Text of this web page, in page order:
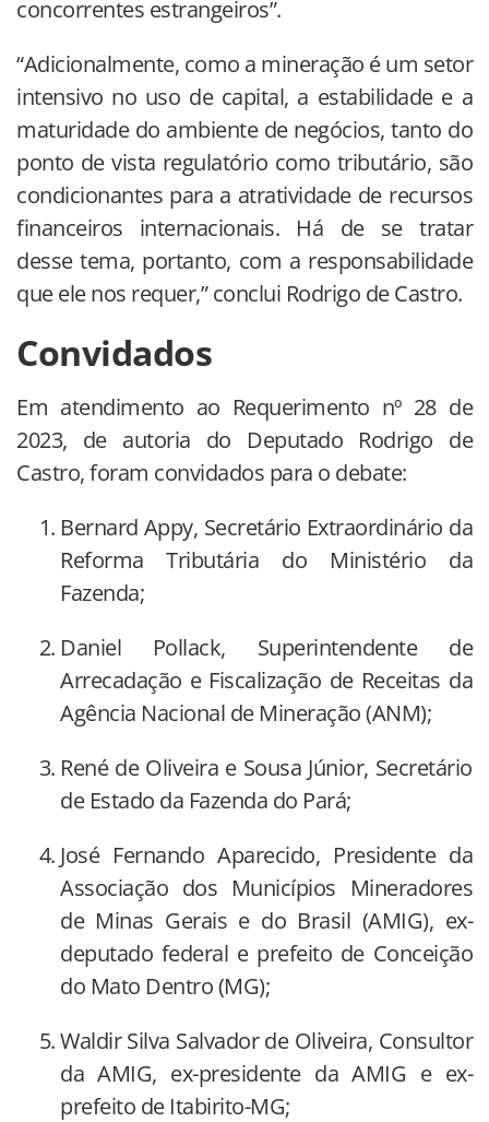
concorrentes estrangeiros”.
“Adicionalmente, como a mineração é um setor
intensivo no uso de capital, a estabilidade e a
maturidade do ambiente de negócios, tanto do
ponto de vista regulatório como tributário, são
condicionantes para a atratividade de recursos
financeiros internacionais. Há de se tratar
desse tema, portanto, com a responsabilidade
que ele nos requer,” conclui Rodrigo de Castro.
Convidados
Em atendimento ao Requerimento nº 28 de
2023, de autoria do Deputado Rodrigo de
Castro, foram convidados para o debate:
Bernard Appy, Secretário Extraordinário da
Reforma Tributária do Ministério da
Fazenda;
Daniel Pollack, Superintendente de
Arrecadação e Fiscalização de Receitas da
Agência Nacional de Mineração (ANM);
René de Oliveira e Sousa Júnior, Secretário
de Estado da Fazenda do Pará;
José Fernando Aparecido, Presidente da
Associação dos Municípios Mineradores
de Minas Gerais e do Brasil (AMIG), ex-
deputado federal e prefeito de Conceição
do Mato Dentro (MG);
Waldir Silva Salvador de Oliveira, Consultor
da AMIG, ex-presidente da AMIG e ex-
prefeito de Itabirito-MG;